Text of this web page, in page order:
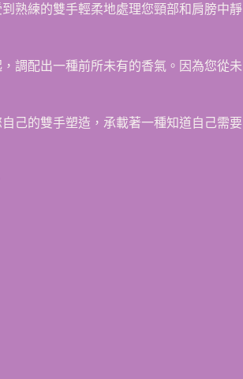
熟練的雙手輕柔地處理您頸部和肩膀中靜
調配出一種前所未有的香氣。因為您從未
己的雙手塑造，承載著一種知道自己需要